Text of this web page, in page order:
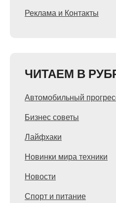
Реклама и Контакты
ЧИТАЕМ В
Автомобильный
Бизнес советы
Лайфхаки
Новинки мира техники
Новости
Спорт и питание